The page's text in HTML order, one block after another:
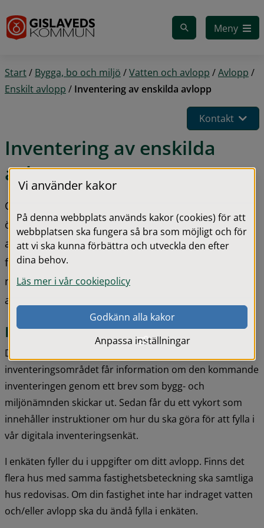
Meny
Start/ Bygga, bo och miljö /Vatten och avlopp /Avlopp /
Enskilt avlopp / Inventering av enskilda avlopp
Kontakt
Inventering av enskilda
avlopp
Otillräckligt renat avloppsvatten leder till
övergödning av sjöar och vattendrag. Förorening
av dricksvattenbrunnar och diken ökar även risken
för smittspridning. Därför har bygg- och
miljönämnden beslutat att samtliga enskilda
avlopp i kommunen ska inventeras.
Inventeringsenkät
Du som äger en fastighet i det aktuella
inventeringsområdet får information om den kommande
inventeringen genom ett brev som bygg- och
miljönämnden skickar ut. Sedan får du ett vykort som
innehåller instruktioner om hur du ska göra för att fylla i
vår digitala inventeringsenkät.
I enkäten fyller du i uppgifter om ditt avlopp. Finns det
flera hus med samma fastighetsbeteckning ska samtliga
hus redovisas. Om din fastighet inte har indraget vatten
och/eller avlopp ska du ändå fylla i enkäten.
Vi använder kakor
På denna webbplats används kakor (cookies) för att
webbplatsen ska fungera så bra som möjligt och för
att vi ska kunna förbättra och utveckla den efter
dina behov.
Läs mer i vår cookiepolicy
Godkänn alla kakor
Anpassa inställningar